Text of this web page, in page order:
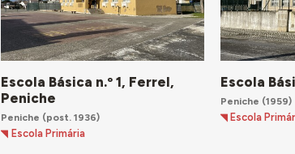
Escola Básica n.º 1, Ferrel,
Peniche
Peniche (post. 1936)
Escola Primária
Escola
Peniche (1959)
Escola